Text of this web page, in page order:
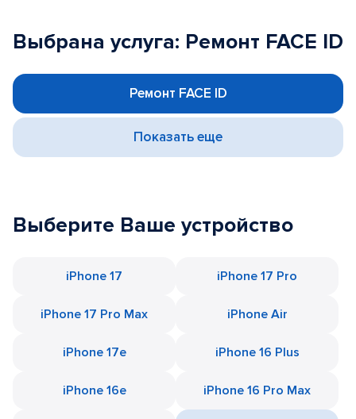
Выбрана услуга: Ремонт FACE ID
Ремонт FACE ID
Показать еще
Выберите Ваше устройство
iPhone 17 iPhone 17 Pro
iPhone 17 Pro Max iPhone Air
iPhone 17e iPhone 16 Plus
iPhone 16e iPhone 16 Pro Max